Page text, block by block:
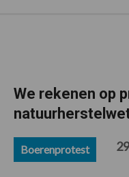
We rekenen op
Boerenprotest